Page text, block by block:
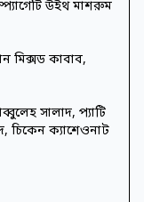
উইথ মাশরুম
মিক্সড কাবাব,
সালাদ, প্যাটি
চিকেন ক্যাশেওনাট